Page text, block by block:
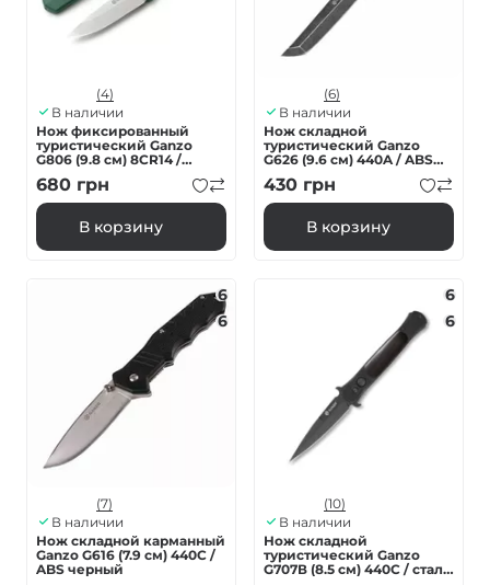
(4)
В наличии
Нож фиксированный
туристический Ganzo
G806 (9.8 см) 8CR14 /
PP+TPR зеленый с чехлом
680 грн
В корзину
(6)
В наличии
Нож складной
туристический Ganzo
G626 (9.6 см) 440A / ABS
черный
430 грн
В корзину
6
6
(7)
В наличии
Нож складной карманный
Ganzo G616 (7.9 см) 440C /
ABS черный
6
6
(10)
В наличии
Нож складной
туристический Ganzo
G707В (8.5 см) 440C / сталь